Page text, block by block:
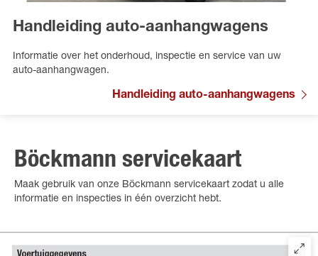
Handleiding auto-aanhangwagens
Informatie over het onderhoud, inspectie en service van uw
auto-aanhangwagen.
Handleiding auto-aanhangwagens
Böckmann servicekaart
Maak gebruik van onze Böckmann servicekaart zodat u alle
informatie en inspecties in één overzicht hebt.